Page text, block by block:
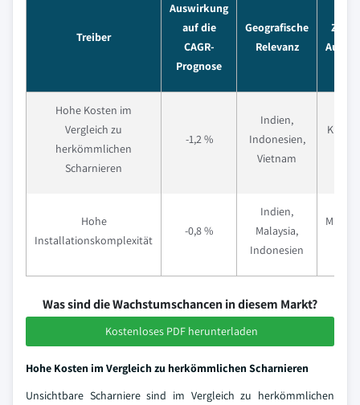
Treiber
Auswirkung
auf die
CAGR-
Prognose
Geografische
Relevanz
Hohe Kosten im
Vergleich zu
herkömmlichen
Scharnieren
-1,2 %
Indien,
Indonesien,
Vietnam
Hohe
Installationskomplexität
-0,8 %
Indien,
Malaysia,
Indonesien
Was sind die Wachstumschancen in diesem Markt?
Kostenloses PDF herunterladen
Hohe Kosten im Vergleich zu herkömmlichen Scharnieren
Unsichtbare Scharniere sind im Vergleich zu herkömmlichen